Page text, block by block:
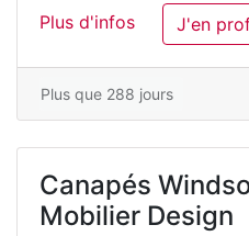
Plus d'infos J'en
Plus que 288 jours
Canapés
Mobilier Design